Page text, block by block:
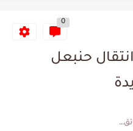
البرنامج الكامل لنهائي البطولة بين الاتحاد المنستيري والنادي الإفريقي
0
حنبعل